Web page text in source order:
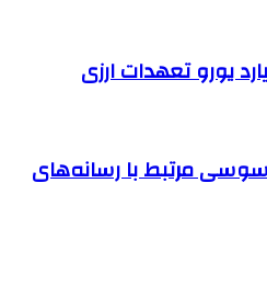
مرتبط با رسانه‌های